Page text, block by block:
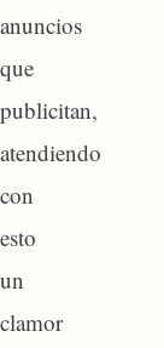
anuncios
que
publicitan,
atendiendo
con
esto
un
clamor